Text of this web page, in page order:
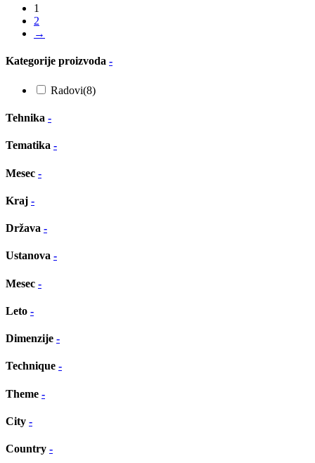
1
2
→
Kategorije proizvoda -
Radovi(8)
Tehnika -
Tematika -
Mesec -
Kraj -
Država -
Ustanova -
Mesec -
Leto -
Dimenzije -
Technique -
Theme -
City -
Country -